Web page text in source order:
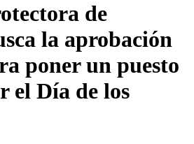
de
la aprobación
poner un puesto
el Día de los